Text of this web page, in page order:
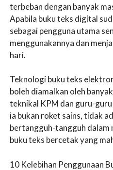
terbeban dengan banyak
Apabila buku teks digital
sebagai pengguna utama
menggunakannya dan
hari.
Teknologi buku teks
boleh diamalkan oleh
teknikal KPM dan guru-
ia bukan roket sains, tidak
bertangguh-tangguh dalam
buku teks bercetak yang
10 Kelebihan Penggunaan